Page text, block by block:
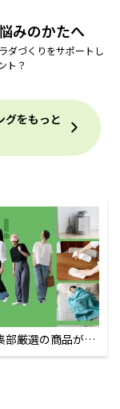
みのかたへ
ダづくりをサポートし
ト？
グをもっと
厳選の商品が買